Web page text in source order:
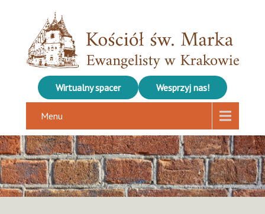
Wirtualny spacer Wesprzyj nas!
Menu